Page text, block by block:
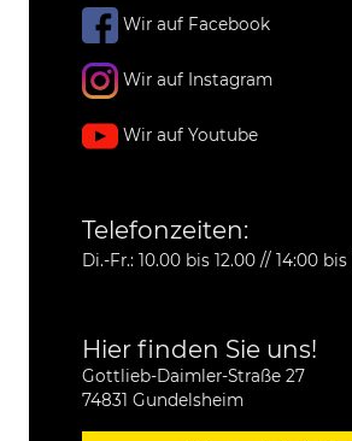
Wir auf Facebook
Wir auf Instagram
Wir auf Youtube
Telefonzeiten:
Di.-Fr.: 10.00 bis 12.00 // 14:00 bis
Hier finden Sie uns!
Gottlieb-Daimler-Straße 27
74831 Gundelsheim